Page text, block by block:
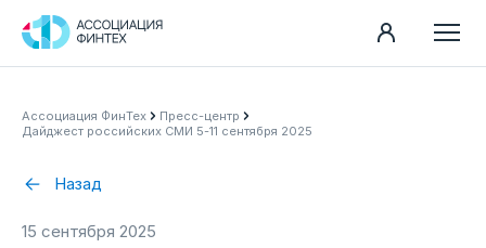
Ассоциация
Пресс-центр
Карьера
Ассоциация ФинТех
Пресс-центр
Дайджест российских СМИ 5-11 сентября 2025
Назад
15 сентября 2025